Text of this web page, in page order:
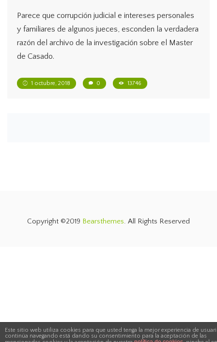
Parece que corrupción judicial e intereses personales
y familiares de algunos jueces, esconden la verdadera
razón del archivo de la investigación sobre el Master
de Casado.
1 octubre, 2018 0 13746
Copyright ©2019 Bearsthemes. All Rights Reserved
usuario. Si continúa navegando está dando su consentimiento para la
aceptación de las mencionadas cookies y la aceptación de nuestrapolítica de